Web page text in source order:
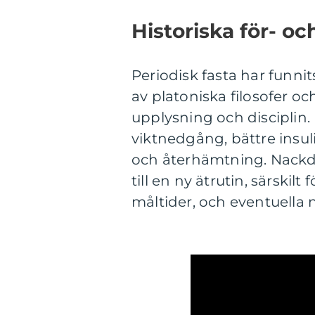
Historiska för-
Periodisk fasta har
av platoniska filosofer
upplysning och
viktnedgång, bättre
och återhämtning.
till en ny ätrutin, särskilt
måltider, och eventuella